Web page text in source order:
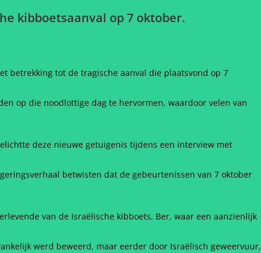
kibboetsaanval op 7 oktober.
betrekking tot de tragische aanval die plaatsvond op 7
op die noodlottige dag te hervormen, waardoor velen van
deze nieuwe getuigenis tijdens een interview met
betwisten dat de gebeurtenissen van 7 oktober
van de Israëlische kibboets, Ber, waar een aanzienlijk
werd beweerd, maar eerder door Israëlisch geweervuur,